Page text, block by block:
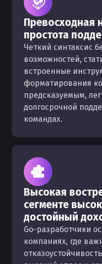
Превосходная
простота
Четкий синтаксис
возможностей,
встроенные
форматирования
предсказуемым,
долгосрочной
командах.
Высокая
сегменте
достойный
Go-разработчики
компаниях, где